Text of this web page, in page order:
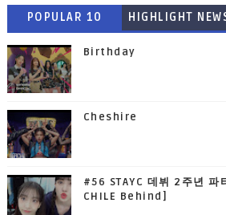
POPULAR 10 HIGHLIGHT
Birthday
Cheshire
#56 STAYC 데뷔 2주년 파
CHILE Behind]